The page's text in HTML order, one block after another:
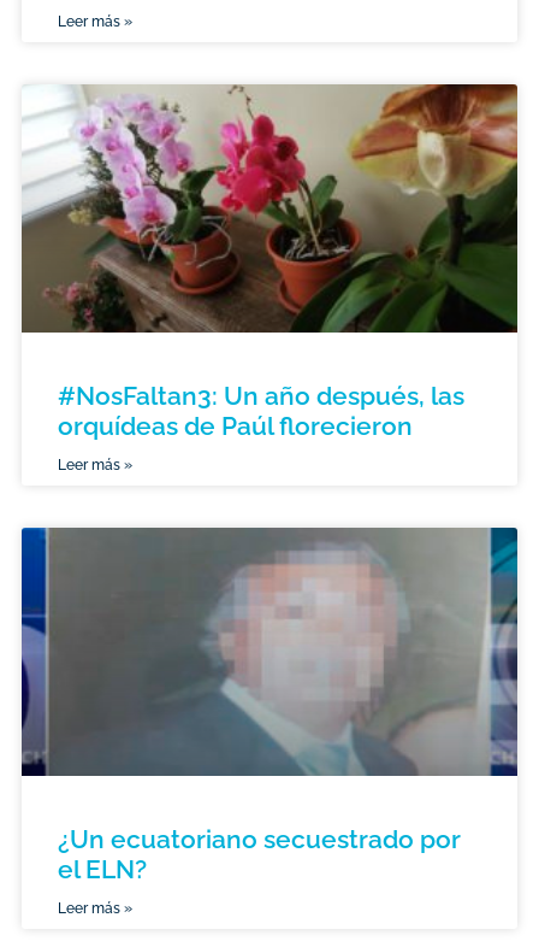
Leer más »
#NosFaltan3: Un año después, las
orquídeas de Paúl florecieron
Leer más »
¿Un ecuatoriano secuestrado por
el ELN?
Leer más »